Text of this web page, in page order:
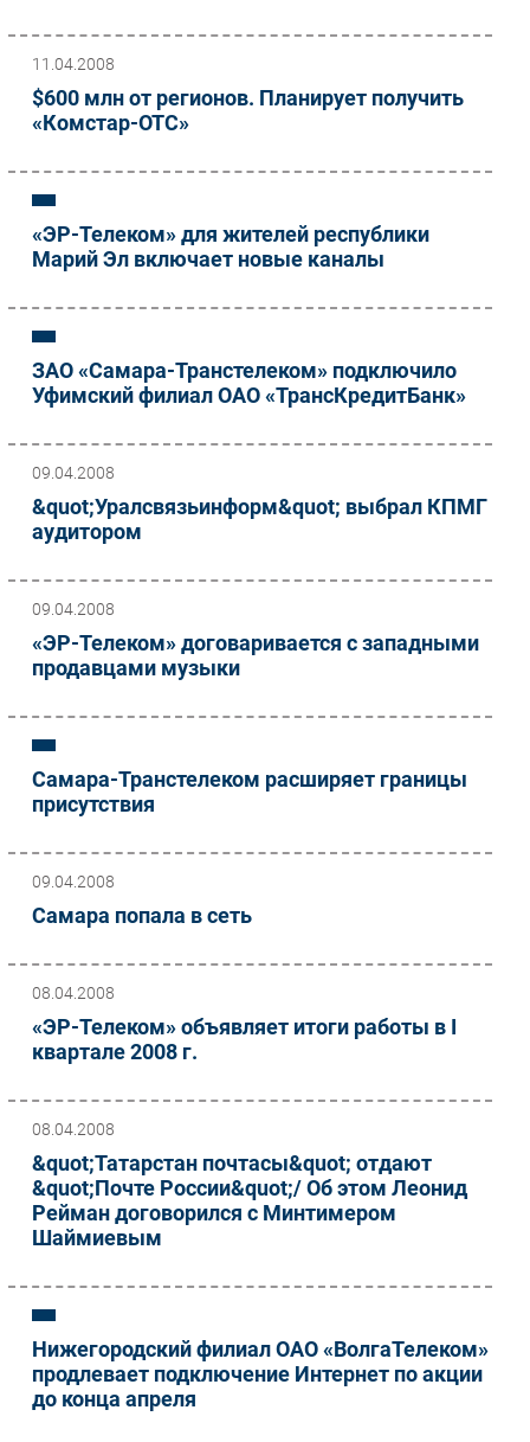
11.04.2008
$600 млн от регионов. Планирует получить
«Комстар-ОТС»
«ЭР-Телеком» для жителей республики
Марий Эл включает новые каналы
ЗАО «Самара-Транстелеком» подключило
Уфимский филиал ОАО «ТрансКредитБанк»
09.04.2008
&quot;Уралсвязьинформ&quot; выбрал КПМГ
аудитором
09.04.2008
«ЭР-Телеком» договаривается с западными
продавцами музыки
Самара-Транстелеком расширяет границы
присутствия
09.04.2008
Самара попала в сеть
08.04.2008
«ЭР-Телеком» объявляет итоги работы в I
квартале 2008 г.
08.04.2008
&quot;Татарстан почтасы&quot; отдают
&quot;Почте России&quot;/ Об этом Леонид
Рейман договорился с Минтимером
Шаймиевым
Нижегородский филиал ОАО «ВолгаТелеком»
продлевает подключение Интернет по акции
до конца апреля